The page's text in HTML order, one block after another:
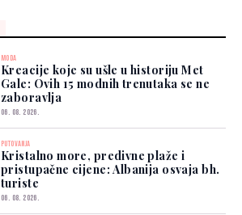
MODA
Kreacije koje su ušle u historiju Met
Gale: Ovih 15 modnih trenutaka se ne
zaboravlja
06. 08. 2026.
PUTOVANJA
Kristalno more, predivne plaže i
pristupačne cijene: Albanija osvaja bh.
turiste
06. 08. 2026.